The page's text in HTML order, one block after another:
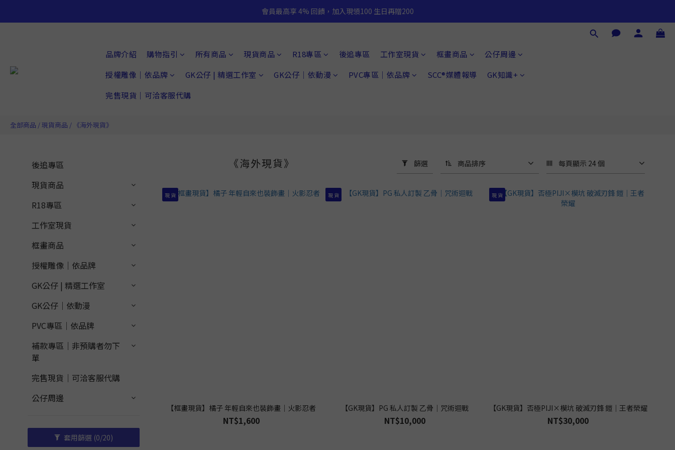
會員最高享 4% 回饋，加入現領100 生日再贈200
品牌介紹 購物指引 所有商品 現貨商品 R18專區 後追專區 工作室現貨 框畫商品
公仔周邊
授權雕像｜依品牌
GK公仔 | 精選工作室 GK公仔｜依動漫 PVC專區｜依品牌 SCC®媒體報導
GK知識+
完售現貨｜可洽客服代購
全部商品 /現貨商品 / 《海外現貨》
後追專區
現貨商品
R18專區
工作室現貨
框畫商品
授權雕像｜依品牌
GK公仔 | 精選工作室
GK公仔｜依動漫
PVC專區｜依品牌
補款專區｜非預購者勿下
單
完售現貨｜可洽客服代購
公仔周邊
套用篩選 (0/20)
《海外現貨》 篩選 商品排序 每頁顯示 24 個
現 貨
【框畫現貨】橘子 年輕自來也裝飾畫｜火影忍者
NT$1,600
現 貨
【GK現貨】PG 私人訂製 乙骨｜咒術迴戰
NT$10,000
現 貨
【GK現貨】否極PIJI×模坑 破滅刃鋒 鎧｜王者榮耀
NT$30,000